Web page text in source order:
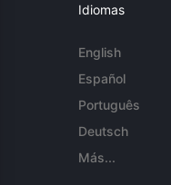
Idiomas
English
Español
Português
Deutsch
Más...